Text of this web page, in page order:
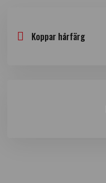
Koppar hårfärg